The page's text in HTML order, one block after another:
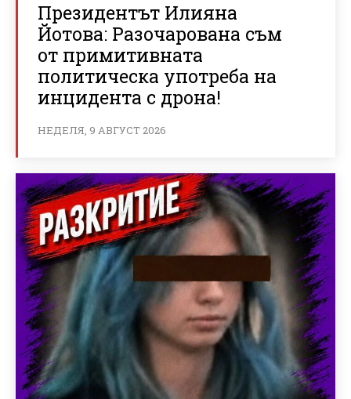
Президентът Илияна
Йотова: Разочарована съм
от примитивната
политическа употреба на
инцидента с дрона!
НЕДЕЛЯ, 9 АВГУСТ 2026